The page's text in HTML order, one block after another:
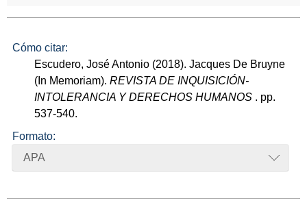
Cómo citar:
Escudero, José Antonio (2018). Jacques De Bruyne
(In Memoriam).REVISTA DE INQUISICIÓN-
INTOLERANCIA Y DERECHOS HUMANOS . pp.
537-540.
Formato:
APA